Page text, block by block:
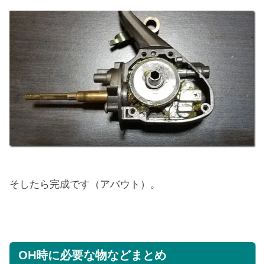
そしたら完成です（アバウト）。
OH時に必要な物などまとめ